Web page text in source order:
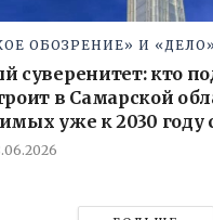
ОБОЗРЕНИЕ» И «ДЕЛО»
суверенитет: кто
в Самарской
уже к 2030 году